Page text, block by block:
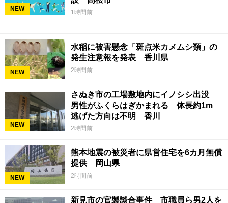
NEW 1時間前
NEW
水稲に被害懸念「斑点米カメムシ類」の
発生注意報を発表 香川県
2時間前
NEW
さぬき市の工場敷地内にイノシシ出没
男性がふくらはぎかまれる 体長約1m
逃げた方向は不明 香川
2時間前
NEW
熊本地震の被災者に県営住宅を6カ月無償
提供 岡山県
2時間前
新見市の官製談合事件 市職員ら男2人を